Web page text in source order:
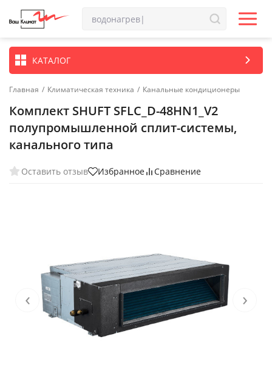
КАТАЛОГ
Главная / Климатическая техника / Канальные кондиционеры
Комплект SHUFT SFLC_D-48HN1_V2
полупромышленной сплит-системы,
канального типа
Оставить отзыв Избранное Сравнение
‹ ›